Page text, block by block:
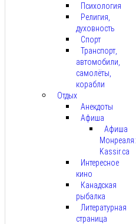
Психология
Религия,
духовность
Спорт
Транспорт,
автомобили,
самолёты,
корабли
Отдых
Анекдоты
Афиша
Афиша
Монреаля:
Kassir.ca
Интересное
кино
Канадская
рыбалка
Литературная
страница